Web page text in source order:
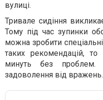
вулиці.
Тривале сидіння
Тому під час зупинки
можна зробити
таких рекомендацій, то
минуть без проблем.
задоволення від вражень.